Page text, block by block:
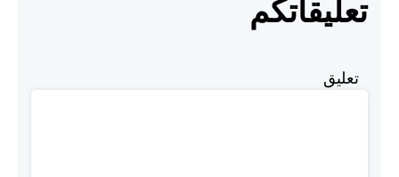
تعليقاتكم
تعليق